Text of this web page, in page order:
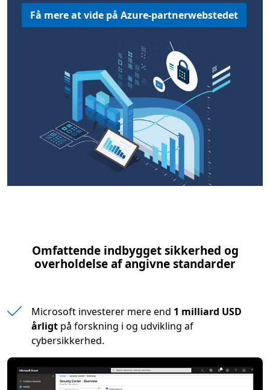
Få mere at vide på Azure-partnerwebstedet
Omfattende indbygget sikkerhed og
overholdelse af angivne standarder
Microsoft investerer mere end 1 milliard USD
årligt på forskning i og udvikling af
cybersikkerhed.